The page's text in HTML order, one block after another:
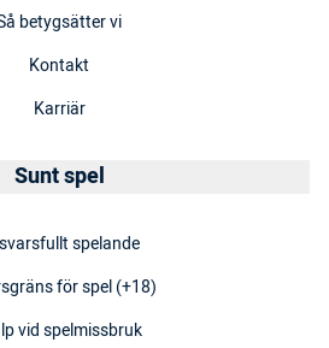
betygsätter vi
Kontakt
Karriär
Sunt spel
spelande
för spel (+18)
vid spelmissbruk